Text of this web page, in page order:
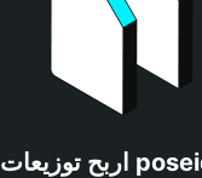
اربح توزيعات poseidon